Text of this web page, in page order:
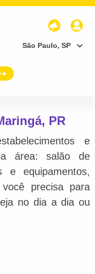
São Paulo, SP
PR
e
área: salão de
e equipamentos,
precisa para
no dia a dia ou